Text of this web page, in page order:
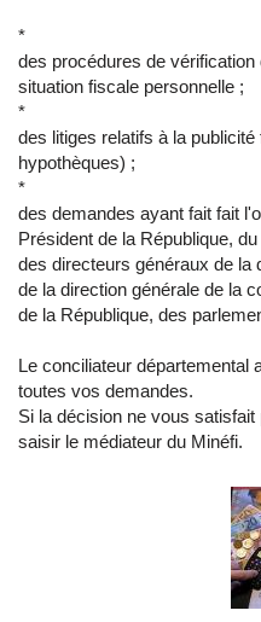
*
des procédures de
situation fiscale personnelle ;
*
des litiges relatifs à la
hypothèques) ;
*
des demandes ayant fait fait
Président de la République,
des directeurs généraux de la
de la direction générale de la
de la République, des
Le conciliateur départemental
toutes vos demandes.
Si la décision ne vous
saisir le médiateur du Minéfi.